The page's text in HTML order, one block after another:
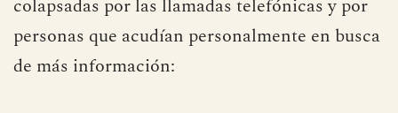
colapsadas por las llamadas telefónicas y por
personas que acudían personalmente en busca
de más información: